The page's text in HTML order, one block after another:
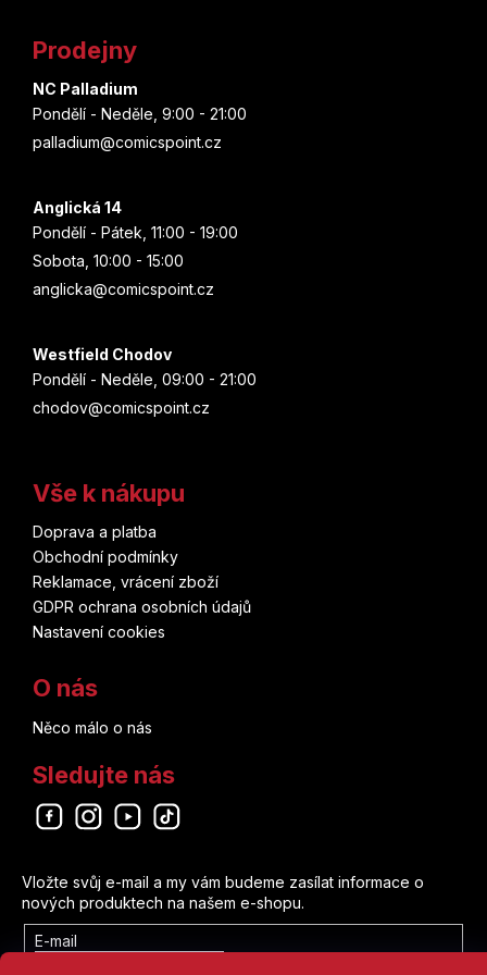
Prodejny
NC Palladium
Pondělí - Neděle, 9:00 - 21:00
palladium@comicspoint.cz
Anglická 14
Pondělí - Pátek, 11:00 - 19:00
Sobota, 10:00 - 15:00
anglicka@comicspoint.cz
Westfield Chodov
Pondělí - Neděle, 09:00 - 21:00
chodov@comicspoint.cz
Vše k nákupu
Doprava a platba
Obchodní podmínky
Reklamace, vrácení zboží
GDPR ochrana osobních údajů
Nastavení cookies
O nás
Něco málo o nás
Sledujte nás
Odebírat newsletter
Vložte svůj e-mail a my vám budeme zasílat informace o
nových produktech na našem e-shopu.
E-mail